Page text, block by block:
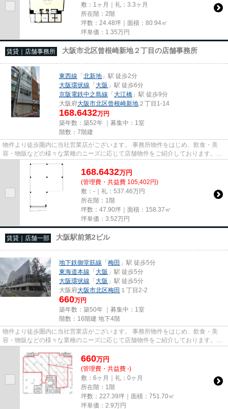
敷：1ヶ月｜礼：3.3ヶ月
所在階：2階
坪数：24.48坪｜面積：80.94㎡
坪単価： 1.35万円
賃貸｜店舗事務所 大阪市北区曾根崎新地２丁目の店舗事務所
東西線 「北新地 」駅 徒歩2分
大阪環状線 「大阪 」駅 徒歩6分
京阪電鉄中之島線 「大江橋 」駅 徒歩9分
大阪府大阪市北区曾根崎新地 ２丁目1-14
168.6432万円
築年数：築52年 ｜募集中： 1室
階数：7階建
物件より徒歩圏内に当社営業店がございます。 事務所物件をはじめ、飲食・美
容・物販などの様々な業種のニーズに応じて店舗物件をご紹介しております。
尚、弊社ではおとり広告は一切...
168.6432万円
(管理費・共益費 105,402円)
敷：-｜礼：537.46万円
所在階：1階
坪数：47.90坪｜面積：158.37㎡
坪単価： 3.52万円
賃貸｜店舗一部 大阪駅前第2ビル
地下鉄御堂筋線 「梅田 」駅 徒歩5分
東海道本線 「大阪 」駅 徒歩5分
大阪環状線 「大阪 」駅 徒歩5分
大阪府大阪市北区梅田 １丁目2-2
660万円
築年数：築50年 ｜募集中： 1室
階数：16階建 地下4階
物件より徒歩圏内に当社営業店がございます。 事務所物件をはじめ、飲食・美
容・物販などの様々な業種のニーズに応じて店舗物件をご紹介しております。
尚、弊社ではおとり広告は一切...
660万円
(管理費・共益費 -)
敷：6ヶ月｜礼：0ヶ月
所在階：1階
坪数：227.39坪｜面積：751.70㎡
坪単価： 2.9万円